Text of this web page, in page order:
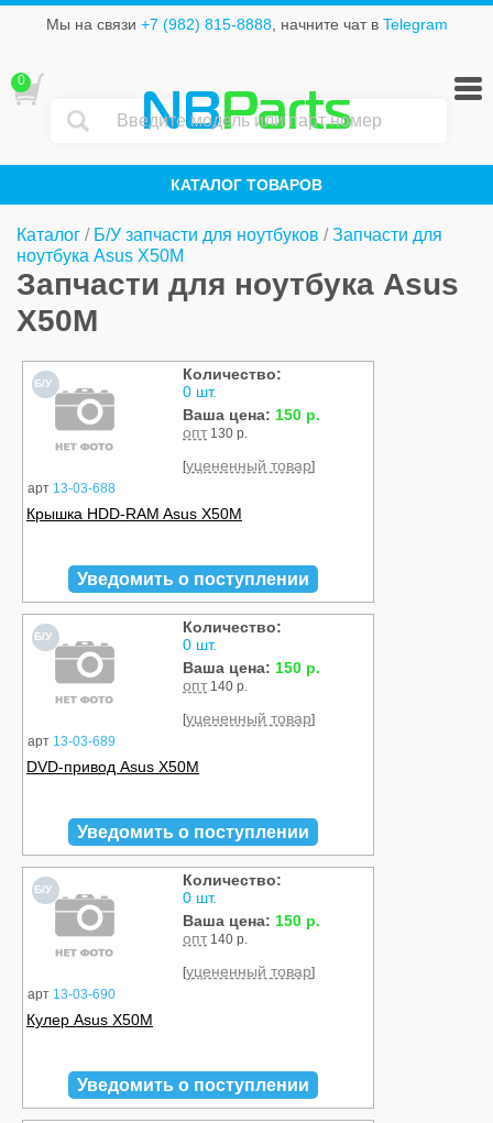
Мы на связи +7 (982) 815-8888, начните чат в Telegram
NBParts
КАТАЛОГ ТОВАРОВ
0
Каталог / Б/У запчасти для ноутбуков /Запчасти для
ноутбука Asus X50M
Запчасти для ноутбука Asus
X50M
Б/У
арт 13-03-688
Количество:
0 шт.
Ваша цена: 150 р.
опт 130 р.
[уцененный товар]
Крышка HDD-RAM Asus X50M
Уведомить о поступлении
Б/У
арт 13-03-689
Количество:
0 шт.
Ваша цена: 150 р.
опт 140 р.
[уцененный товар]
DVD-привод Asus X50M
Уведомить о поступлении
Б/У
арт 13-03-690
Количество:
0 шт.
Ваша цена: 150 р.
опт 140 р.
[уцененный товар]
Кулер Asus X50M
Уведомить о поступлении